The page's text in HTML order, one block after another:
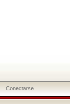
Conectarse